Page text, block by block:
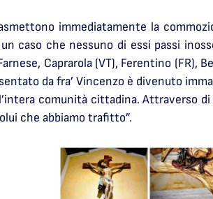
immediatamente la
caso che nessuno di essi passi
Caprarola (VT), Ferentino (FR),
da fra’ Vincenzo è divenuto
comunità cittadina. Attraverso
che abbiamo trafitto”.